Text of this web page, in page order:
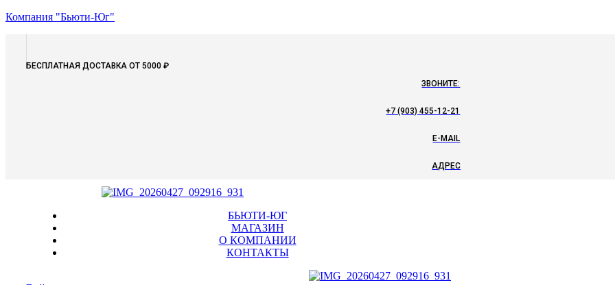
Компания "Бьюти-Юг"
БЕСПЛАТНАЯ ДОСТАВКА ОТ 5000 ₽
ЗВОНИТЕ:
+7 (903) 455-12-21
E-MAIL
АДРЕС
БЬЮТИ-ЮГ
МАГАЗИН
О КОМПАНИИ
КОНТАКТЫ